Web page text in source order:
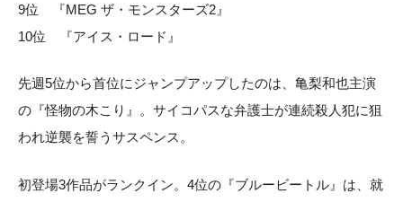
9位 『MEG ザ・モンスターズ2』
10位 『アイス・ロード』
先週5位から首位にジャンプアップしたのは、亀梨和也主演
の『怪物の木こり』。サイコパスな弁護士が連続殺人犯に狙
われ逆襲を誓うサスペンス。
初登場3作品がランクイン。4位の『ブルービートル』は、就